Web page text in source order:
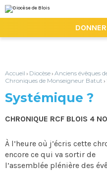
au
contenu.
la
personnels
Accueil › Diocèse› Anciens évêques
Chroniques de Monseigneur Batut ›
Systémique ?
CHRONIQUE RCF BLOIS 4
À l’heure où j’écris cette
encore ce qui va sortir de
l’assemblée plénière des